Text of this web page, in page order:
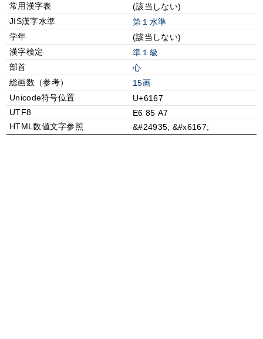
常用漢字表
(該当しない)
JIS漢字水準
第１水準
学年
(該当しない)
漢字検定
準１級
部首
⼼
総画数（参考）
15画
Unicode符号位置
U+6167
UTF8
E6 85 A7
HTML数値文字参照
&#24935; &#x6167;